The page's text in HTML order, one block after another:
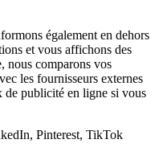
également en dehors
et vous affichons des
nous comparons vos
les fournisseurs externes
de publicité en ligne si vous
Pinterest, TikTok